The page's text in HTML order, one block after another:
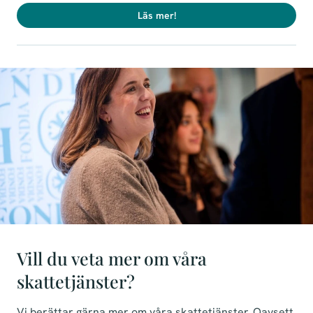
Läs mer!
Vill du veta mer om våra
skattetjänster?